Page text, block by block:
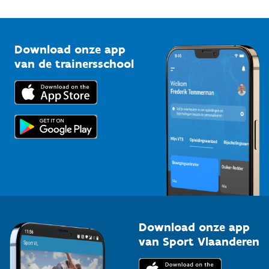
Bedrijven
Trainers en begeleiders
Topsporters
Vlaamse Trainersschool
Kennisplatform
Downloads
Voor de pers
Download onze app
van de trainersschool
Download onze app
van Sport Vlaanderen